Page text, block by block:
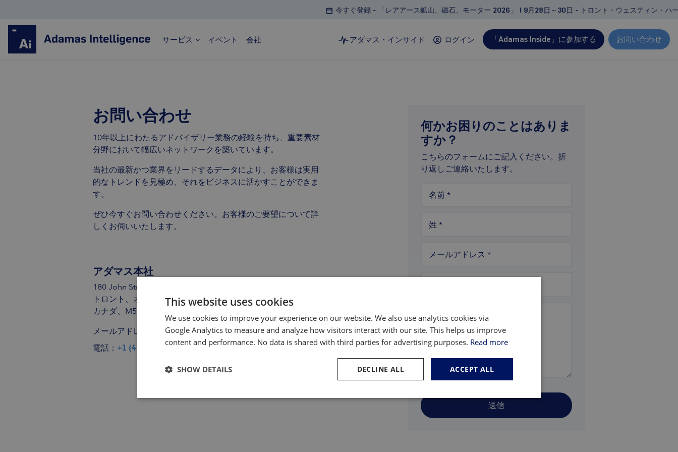
今すぐ登録 - 「レアアース鉱山、磁石、モーター 2026」 | 9月28日～30日 - トロント・ウェスティン・ハーバ
サービス
希土類市場の分析および予測における世界的リーダ
価格評価、貿易統計、詳細な予測
世界中の何百ものクライアントから信頼をいた
だいています
透明性が高く、十分な情報に基づいた、データ
が豊富で、実践的な
鉱山から製品までのサプライチェーンに関する業界
最高水準の分析
磁石工場のデータ分析とインサイト
鉱石から磁石までの価格および生産量の追跡
詳細な市場見通しと生産者資産モデル
お客様固有のニーズや目標に合わせて設計された、
オーダーメイドの調査・プロジェクト
実現可能性調査の支援
デューデリジェンス、競合環境分析
経営・戦略コンサルティング
イベント 会社 アダマス・インサイド ログイン 「Adamas Inside」に参加する お問い合わせ
お問い合わせ
10年以上にわたるアドバイザリー業務の経験を持ち、重要素材
分野において幅広いネットワークを築いています。
当社の最新かつ業界をリードするデータにより、お客様は実用
的なトレンドを見極め、それをビジネスに活かすことができま
す。
ぜひ今すぐお問い合わせください。お客様のご要望について詳
しくお伺いいたします。
アダマス本社
180 John Street
トロント、オンタリオ州
カナダ、M5T 1X5
メールアドレス：
info@adamasintel.com
電話： +1 (437) 230 8030
何かお困りのことはありま
すか？
こちらのフォームにご記入ください。折
り返しご連絡いたします。
名前*
姓*
メールアドレス *
メッセージ*
送信
お問い合わせ
以下のフォームにご記入ください。このフォ
ームはreCAPTCHAによって保護されてお
This website uses cookies
We use cookies to improve your experience on our website. We also use analytics cookies via
Google Analytics to measure and analyze how visitors interact with our site. This helps us improve
content and performance. No data is shared with third parties for advertising purposes. Read more
ACCEPT ALL
DECLINE ALL
SHOW DETAILS